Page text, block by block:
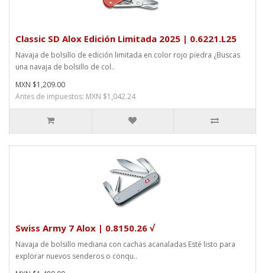
Classic SD Alox Edición Limitada 2025 | 0.6221.L25
Navaja de bolsillo de edición limitada en color rojo piedra ¿Buscas
una navaja de bolsillo de col..
MXN $1,209.00
Antes de impuestos: MXN $1,042.24
Swiss Army 7 Alox | 0.8150.26 √
Navaja de bolsillo mediana con cachas acanaladas Esté listo para
explorar nuevos senderos o conqu..